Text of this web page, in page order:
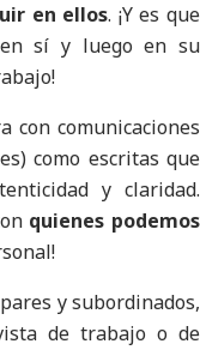
en ellos. ¡Y es que
sí y luego en su
con comunicaciones
como escritas que
y claridad.
quienes podemos
y subordinados,
de trabajo o de